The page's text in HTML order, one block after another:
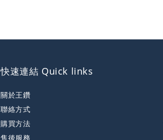
快速連結 Quick links
關於王鑽
聯絡方式
購買方法
售後服務